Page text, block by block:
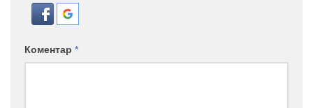
Коментар *